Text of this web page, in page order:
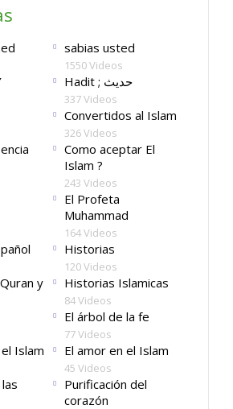
sabias usted
1550 Videos
Hadit ; حديث
337 Videos
Convertidos al Islam
326 Videos
Como aceptar El
Islam ?
243 Videos
El Profeta
Muhammad
164 Videos
Historias
120 Videos
y
Historias Islamicas
84 Videos
El árbol de la fe
77 Videos
Islam El amor en el Islam
45 Videos
Purificación del
corazón